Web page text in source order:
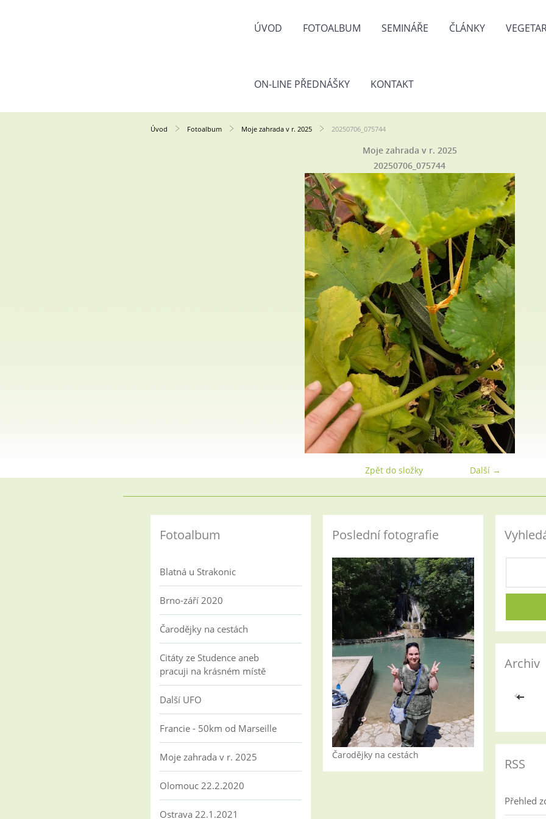
ÚVOD FOTOALBUM SEMINÁŘE ČLÁNKY
ON-LINE PŘEDNÁŠKY KONTAKT
Úvod Fotoalbum Moje zahrada v r. 2025 20250706_075744
Moje zahrada v r. 2025
20250706_075744
Další →
Zpět do složky
Fotoalbum
Blatná u Strakonic
Brno-září 2020
Čarodějky na cestách
Citáty ze Studence aneb
pracuji na krásném místě
Další UFO
Francie - 50km od Marseille
Moje zahrada v r. 2025
Olomouc 22.2.2020
Ostrava 22.1.2021
Poslední fotografie
Čarodějky na cestách
Archiv
<<
RSS
Přehled